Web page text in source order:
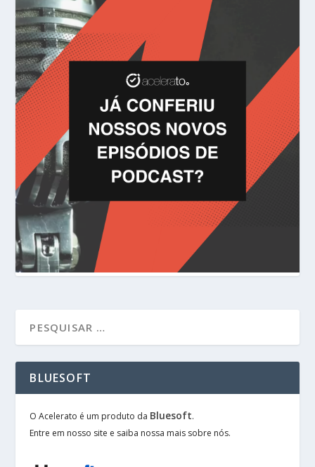
BLUESOFT
O Acelerato é um produto da Bluesoft.
Entre em nosso site e saiba nossa mais sobre nós.